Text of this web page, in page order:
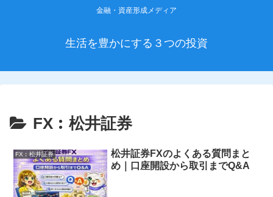
金融・資産形成メディア
生活を豊かにする３つの投資
FX︰松井証券
FX︰松井証券
松井証券FXのよくある質問まと
め｜口座開設から取引までQ&A